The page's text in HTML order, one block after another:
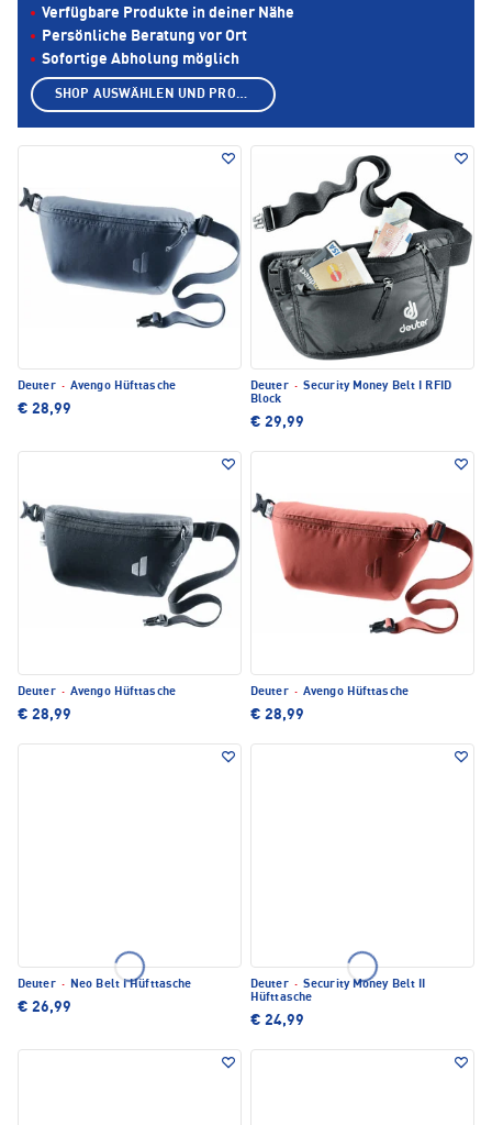
Deuter · Avengo Hüfttasche
€ 28,99
Deuter · Security Money Belt I RFID
Block
€ 29,99
Deuter · Avengo Hüfttasche
€ 28,99
Deuter · Avengo Hüfttasche
€ 28,99
Deuter · Neo Belt I Hüfttasche
€ 26,99
Deuter · Security Money Belt II
Hüfttasche
€ 24,99
Verfügbare Produkte in deiner Nähe
Persönliche Beratung vor Ort
Sofortige Abholung möglich
SHOP AUSWÄHLEN UND PRODUKTE ANZEIGEN